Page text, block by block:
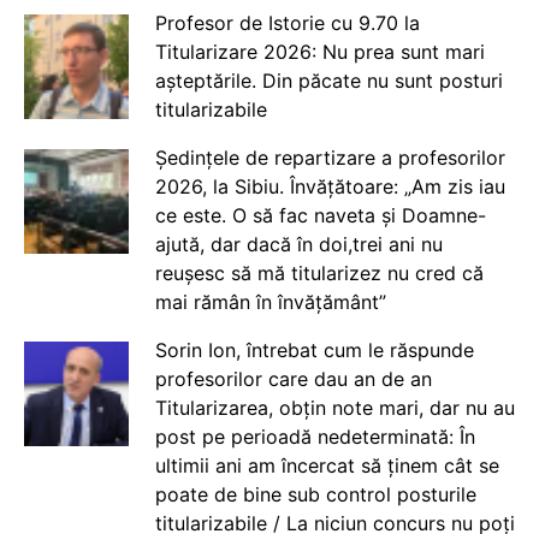
Profesor de Istorie cu 9.70 la
Titularizare 2026: Nu prea sunt mari
așteptările. Din păcate nu sunt posturi
titularizabile
Ședințele de repartizare a profesorilor
2026, la Sibiu. Învățătoare: „Am zis iau
ce este. O să fac naveta și Doamne-
ajută, dar dacă în doi,trei ani nu
reușesc să mă titularizez nu cred că
mai rămân în învățământ”
Sorin Ion, întrebat cum le răspunde
profesorilor care dau an de an
Titularizarea, obțin note mari, dar nu au
post pe perioadă nedeterminată: În
ultimii ani am încercat să ținem cât se
poate de bine sub control posturile
titularizabile / La niciun concurs nu poți